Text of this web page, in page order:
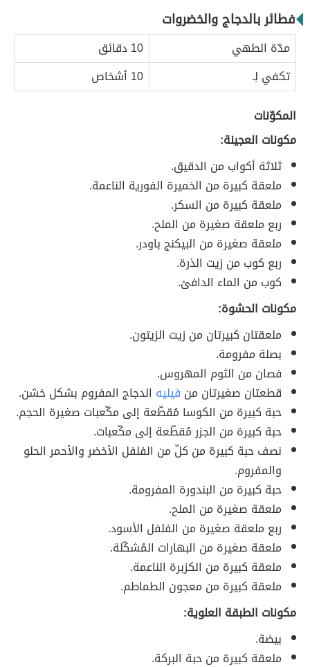
فطائر بالدجاج والخضروات
مدّة الطهي
10 دقائق
تكفي لِـ
10 أشخاص
المكوّنات
مكونات العجينة:
ثلاثة أكواب من الدقيق.
ملعقة كبيرة من الخميرة الفورية الناعمة.
ملعقة كبيرة من السكر.
ربع ملعقة صغيرة من الملح.
ملعقة صغيرة من البيكنج باودر.
ربع كوب من زيت الذرة.
كوب من الماء الدافئ.
مكونات الحشوة:
ملعقتان كبيرتان من زيت الزيتون.
بصلة مفرومة.
فصان من الثوم المهروس.
قطعتان صغيرتان من فيليه الدجاج المفروم بشكل خشن.
حبة كبيرة من الكوسا مُقطّعة إلى مكّعبات صغيرة الحجم.
حبة كبيرة من الجزر مُقطّعة إلى مكّعبات.
نصف حبة كبيرة من كلّ من الفلفل الأخضر والأحمر الحلو
والمفروم.
حبة كبيرة من البندورة المفرومة.
ملعقة صغيرة من الملح.
ربع ملعقة صغيرة من الفلفل الأسود.
ملعقة صغيرة من البهارات المُشكّلة.
ملعقة كبيرة من الكزبرة الناعمة.
ملعقة كبيرة من معجون الطماطم.
مكونات الطبقة العلوية:
بيضة.
ملعقة كبيرة من حبة البركة.